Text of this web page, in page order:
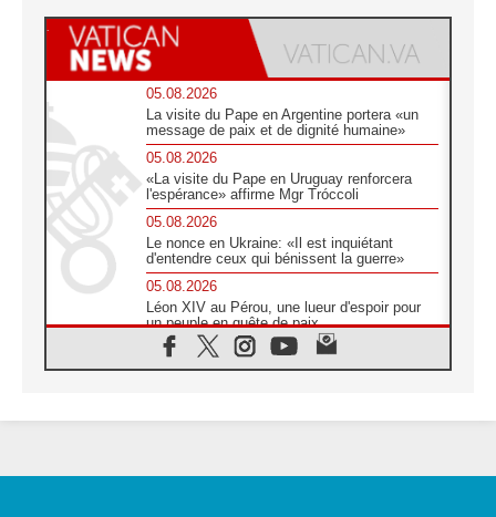
05.08.2026
La visite du Pape en Argentine portera «un
message de paix et de dignité humaine»
05.08.2026
«La visite du Pape en Uruguay renforcera
l'espérance» affirme Mgr Tróccoli
05.08.2026
Le nonce en Ukraine: «Il est inquiétant
d'entendre ceux qui bénissent la guerre»
05.08.2026
Léon XIV au Pérou, une lueur d'espoir pour
un peuple en quête de paix
05.08.2026
SCEAM: L'Église en Afrique vers